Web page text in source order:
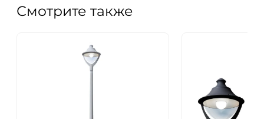
Смотрите также